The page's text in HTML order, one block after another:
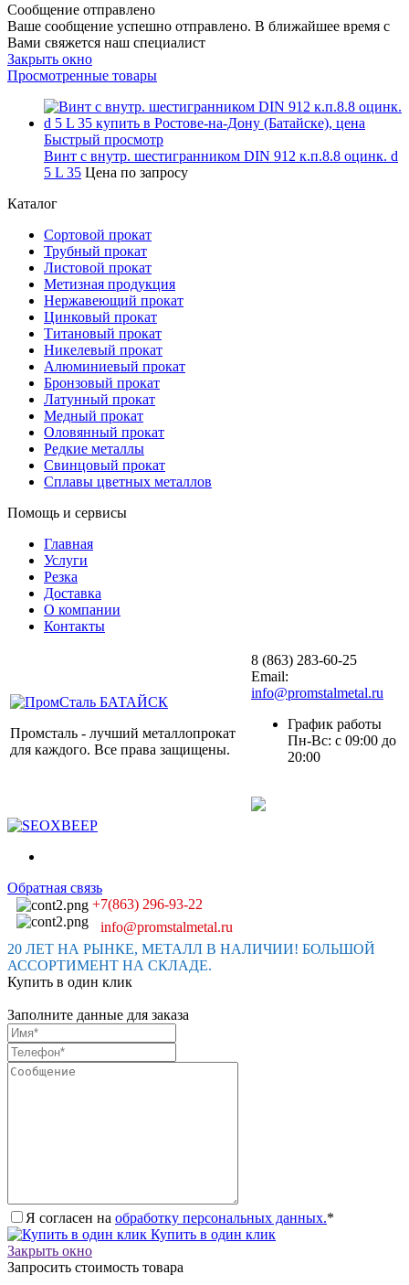
Сообщение отправлено
Ваше сообщение успешно отправлено. В ближайшее время с
Вами свяжется наш специалист
Закрыть окно
Просмотренные товары
Быстрый просмотр
Винт с внутр. шестигранником DIN 912 к.п.8.8 оцинк. d
5 L 35 Цена по запросу
Каталог
Сортовой прокат
Трубный прокат
Листовой прокат
Метизная продукция
Нержавеющий прокат
Цинковый прокат
Титановый прокат
Никелевый прокат
Алюминиевый прокат
Бронзовый прокат
Латунный прокат
Медный прокат
Оловянный прокат
Редкие металлы
Свинцовый прокат
Сплавы цветных металлов
Помощь и сервисы
Главная
Услуги
Резка
Доставка
О компании
Контакты
Промсталь - лучший металлопрокат
для каждого. Все права защищены.
8 (863) 283-60-25
Email:
info@promstalmetal.ru
График работы
Пн-Вс: с 09:00 до
20:00
Обратная связь
+7(863) 296-93-22
info@promstalmetal.ru
20 ЛЕТ НА РЫНКЕ, МЕТАЛЛ В НАЛИЧИИ! БОЛЬШОЙ
АССОРТИМЕНТ НА СКЛАДЕ.
Купить в один клик
Заполните данные для заказа
Я согласен на обработку персональных данных.*
Купить в один клик
Закрыть окно
Запросить стоимость товара